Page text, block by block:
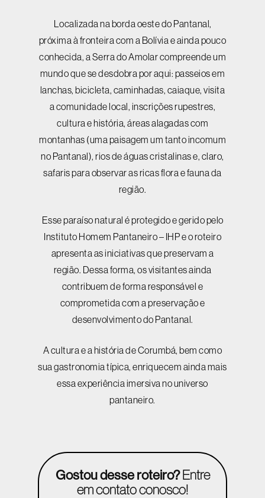
Localizada na borda oeste do Pantanal,
próxima à fronteira com a Bolívia e ainda pouco
conhecida, a Serra do Amolar compreende um
mundo que se desdobra por aqui: passeios em
lanchas, bicicleta, caminhadas, caiaque, visita
a comunidade local, inscrições rupestres,
cultura e história, áreas alagadas com
montanhas (uma paisagem um tanto incomum
no Pantanal), rios de águas cristalinas e, claro,
safaris para observar as ricas flora e fauna da
região.
Esse paraíso natural é protegido e gerido pelo
Instituto Homem Pantaneiro – IHP e o roteiro
apresenta as iniciativas que preservam a
região. Dessa forma, os visitantes ainda
contribuem de forma responsável e
comprometida com a preservação e
desenvolvimento do Pantanal.
A cultura e a história de Corumbá, bem como
sua gastronomia típica, enriquecem ainda mais
essa experiência imersiva no universo
pantaneiro.
Gostou desse roteiro?Entre
em contato conosco!